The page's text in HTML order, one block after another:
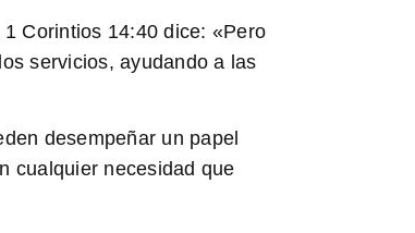
Corintios 14:40 dice: «Pero
servicios, ayudando a las
desempeñar un papel
cualquier necesidad que